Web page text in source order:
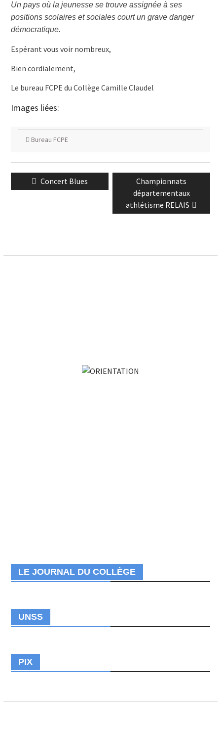
Un pays où la jeunesse se trouve assignée à ses
positions scolaires et sociales court un grave danger
démocratique.
Espérant vous voir nombreux,
Bien cordialement,
Le bureau FCPE du Collège Camille Claudel
Images liées:
Bureau FCPE
Navigation
Previous
post:
Concert Blues
Next
post:
Championnats
départementaux
athlétisme RELAIS
LE JOURNAL DU COLLÈGE
UNSS
PIX